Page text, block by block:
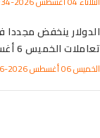
الدولار ينخفض
تعاملات الخميس 6 أغسطس
الخميس 06 أغسطس 2026-10:26